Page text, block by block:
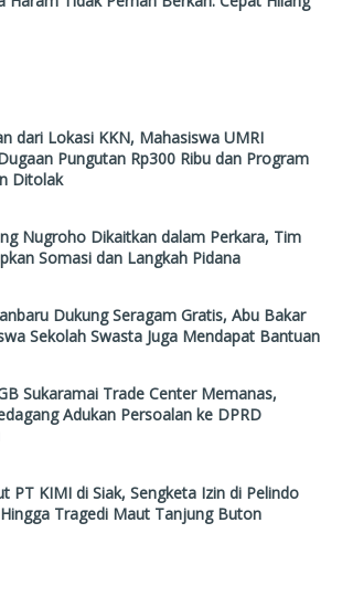
dari Lokasi KKN, Mahasiswa UMRI
Pungutan Rp300 Ribu dan Program
Ditolak
Nugroho Dikaitkan dalam Perkara, Tim
Somasi dan Langkah Pidana
Dukung Seragam Gratis, Abu Bakar
Sekolah Swasta Juga Mendapat Bantuan
Sukaramai Trade Center Memanas,
Adukan Persoalan ke DPRD
PT KIMI di Siak, Sengketa Izin di Pelindo
Tragedi Maut Tanjung Buton